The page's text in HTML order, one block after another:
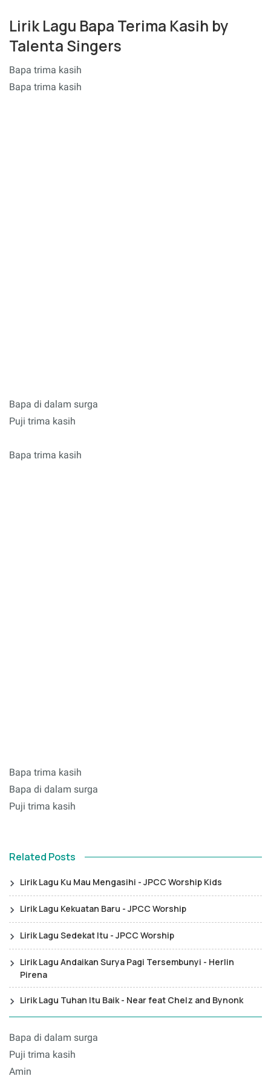
Lirik Lagu Bapa Terima Kasih by
Talenta Singers
Bapa trima kasih
Bapa trima kasih
Bapa di dalam surga
Puji trima kasih
Bapa trima kasih
Bapa trima kasih
Bapa di dalam surga
Puji trima kasih
Related Posts
Lirik Lagu Ku Mau Mengasihi - JPCC Worship Kids
Lirik Lagu Kekuatan Baru - JPCC Worship
Lirik Lagu Sedekat Itu - JPCC Worship
Lirik Lagu Andaikan Surya Pagi Tersembunyi - Herlin
Pirena
Lirik Lagu Tuhan Itu Baik - Near feat Chelz and Bynonk
Bapa di dalam surga
Puji trima kasih
Amin